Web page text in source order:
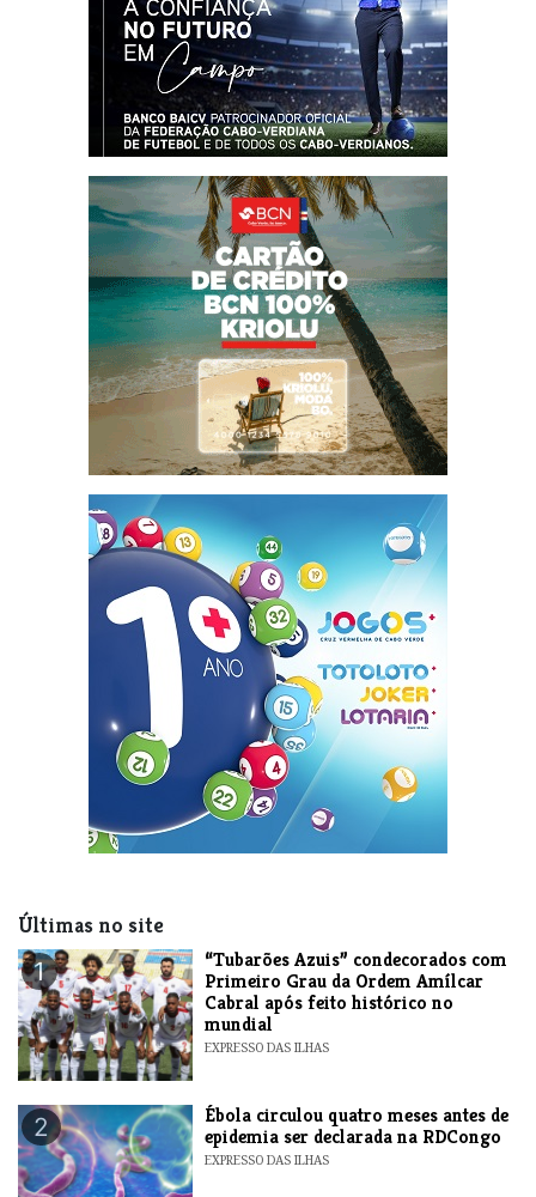
Últimas no site
1
“Tubarões Azuis” condecorados com
Primeiro Grau da Ordem Amílcar
Cabral após feito histórico no
mundial
EXPRESSO DAS ILHAS
2
Ébola circulou quatro meses antes de
epidemia ser declarada na RDCongo
EXPRESSO DAS ILHAS